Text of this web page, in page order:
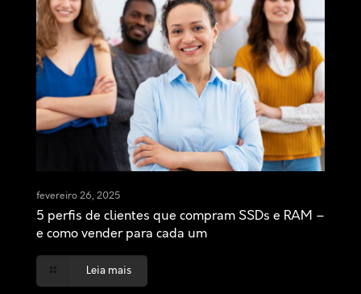
fevereiro 26, 2025
5 perfis de clientes que compram SSDs e RAM –
e como vender para cada um
Leia mais